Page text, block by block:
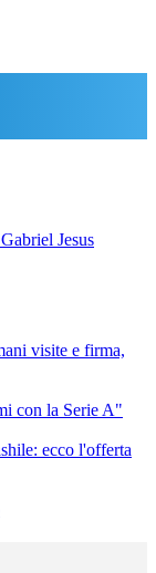
Jesus
visite e firma,
con la Serie A"
ecco l'offerta